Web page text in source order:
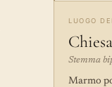
LUOGO
Stemma
Marmo